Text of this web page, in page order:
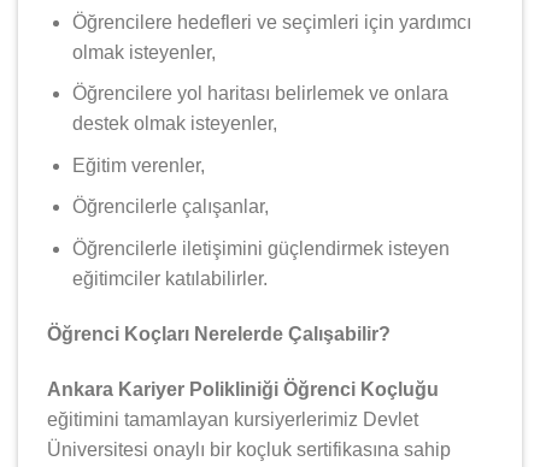
Öğrencilere hedefleri ve seçimleri için yardımcı
olmak isteyenler,
Öğrencilere yol haritası belirlemek ve onlara
destek olmak isteyenler,
Eğitim verenler,
Öğrencilerle çalışanlar,
Öğrencilerle iletişimini güçlendirmek isteyen
eğitimciler katılabilirler.
Öğrenci Koçları Nerelerde Çalışabilir?
Ankara Kariyer Polikliniği Öğrenci Koçluğu
eğitimini tamamlayan kursiyerlerimiz Devlet
Üniversitesi onaylı bir koçluk sertifikasına sahip